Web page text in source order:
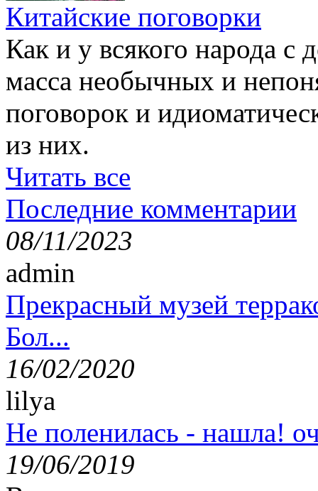
Китайские поговорки
Как и у всякого народа с
масса необычных и
поговорок и
из них.
Читать все
Последние комментарии
08/11/2023
admin
Прекрасный музей
Бол...
16/02/2020
lilya
Не поленилась - нашла!
19/06/2019